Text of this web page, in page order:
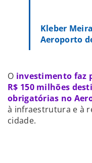
Kleber
Aeroporto
O investimento faz
R$ 150 milhões
obrigatórias no
à infraestrutura e à
cidade.